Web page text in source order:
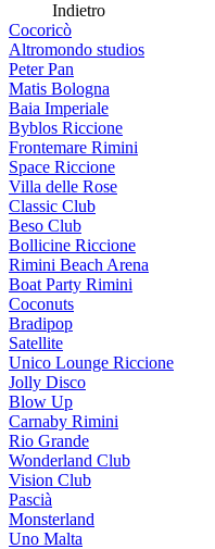
Indietro
Cocoricò
Altromondo studios
Peter Pan
Matis Bologna
Baia Imperiale
Byblos Riccione
Frontemare Rimini
Space Riccione
Villa delle Rose
Classic Club
Beso Club
Bollicine Riccione
Rimini Beach Arena
Boat Party Rimini
Coconuts
Bradipop
Satellite
Unico Lounge Riccione
Jolly Disco
Blow Up
Carnaby Rimini
Rio Grande
Wonderland Club
Vision Club
Pascià
Monsterland
Uno Malta